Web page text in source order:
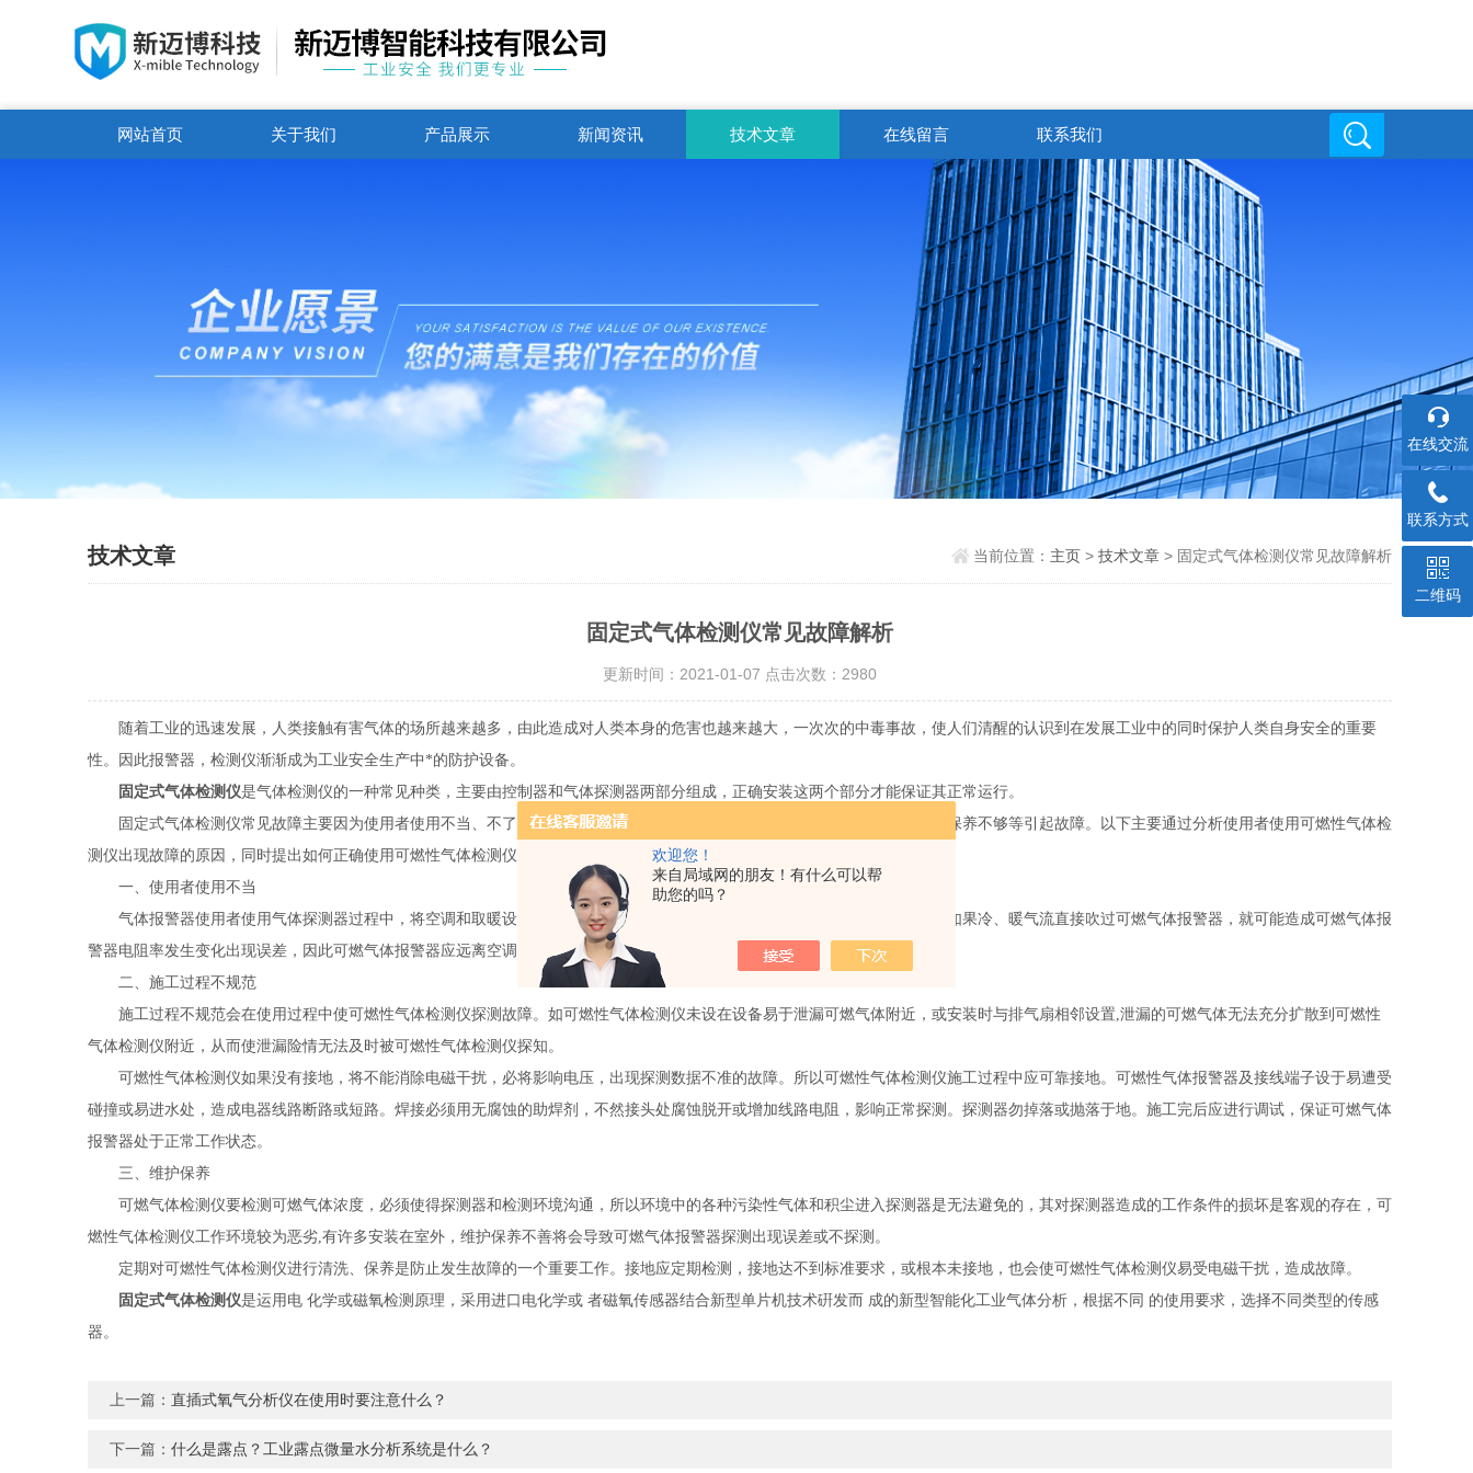
欢迎您！
来自局域网的朋友！有什么可以帮
助您的吗？
17512503446
719816494@qq.com
在线交流
网站首页 关于我们 产品展示 新闻资讯 技术文章 在线留言 联系我们
技术文章 当前位置： 主页 >技术文章 > 固定式气体检测仪常见故障解析
固定式气体检测仪常见故障解析
更新时间：2021-01-07 点击次数：2980
随着工业的迅速发展，人类接触有害气体的场所越来越多，由此造成对人类本身的危害也越来越大，一次次的中毒事故，使人们清醒的认识到在发展工业中的同时保护人类自身安全的重要
性。因此报警器，检测仪渐渐成为工业安全生产中*的防护设备。
固定式气体检测仪是气体检测仪的一种常见种类，主要由控制器和气体探测器两部分组成，正确安装这两个部分才能保证其正常运行。
固定式气体检测仪常见故障主要因为使用者使用不当、不了解探测器性能，设备选型不当、使用者未按规范要求施工、维护保养不够等引起故障。以下主要通过分析使用者使用可燃性气体检
测仪出现故障的原因，同时提出如何正确使用可燃性气体检测仪，尽量减少气体报警器故障的出现。
一、使用者使用不当
气体报警器使用者使用气体探测器过程中，将空调和取暖设备靠近可燃性气体检测仪安装，当使用空调和取暖设备过程中，如果冷、暖气流直接吹过可燃气体报警器，就可能造成可燃气体报
警器电阻率发生变化出现误差，因此可燃气体报警器应远离空调、取暖设备，避免位置不当引起发生故障。
二、施工过程不规范
施工过程不规范会在使用过程中使可燃性气体检测仪探测故障。如可燃性气体检测仪未设在设备易于泄漏可燃气体附近，或安装时与排气扇相邻设置,泄漏的可燃气体无法充分扩散到可燃性
气体检测仪附近，从而使泄漏险情无法及时被可燃性气体检测仪探知。
可燃性气体检测仪如果没有接地，将不能消除电磁干扰，必将影响电压，出现探测数据不准的故障。所以可燃性气体检测仪施工过程中应可靠接地。可燃性气体报警器及接线端子设于易遭受
碰撞或易进水处，造成电器线路断路或短路。焊接必须用无腐蚀的助焊剂，不然接头处腐蚀脱开或增加线路电阻，影响正常探测。探测器勿掉落或抛落于地。施工完后应进行调试，保证可燃气体
报警器处于正常工作状态。
三、维护保养
可燃气体检测仪要检测可燃气体浓度，必须使得探测器和检测环境沟通，所以环境中的各种污染性气体和积尘进入探测器是无法避免的，其对探测器造成的工作条件的损坏是客观的存在，可
燃性气体检测仪工作环境较为恶劣,有许多安装在室外，维护保养不善将会导致可燃气体报警器探测出现误差或不探测。
定期对可燃性气体检测仪进行清洗、保养是防止发生故障的一个重要工作。接地应定期检测，接地达不到标准要求，或根本未接地，也会使可燃性气体检测仪易受电磁干扰，造成故障。
固定式气体检测仪是运用电 化学或磁氧检测原理，采用进口电化学或 者磁氧传感器结合新型单片机技术硏发而 成的新型智能化工业气体分析，根据不同 的使用要求，选择不同类型的传感
器。
上一篇： 直插式氧气分析仪在使用时要注意什么？
下一篇： 什么是露点？工业露点微量水分析系统是什么？
在线交流
联系方式
二维码